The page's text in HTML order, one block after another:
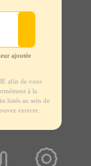
ajoutée
afin de vous
à la
listés au sein de
exercer.